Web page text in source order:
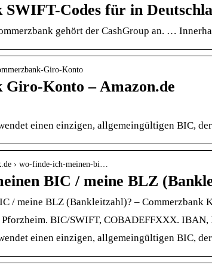
SWIFT-Codes für in
gehört der CashGroup an. …
Giro-Konto
Giro-Konto – Amazon.de
einen einzigen, allgemeingültigen BIC,
› wo-finde-ich-meinen-bi…
BIC / meine BLZ
/ meine BLZ (Bankleitzahl)? – Commerzbank
BIC/SWIFT, COBADEFFXXX.
einen einzigen, allgemeingültigen BIC,